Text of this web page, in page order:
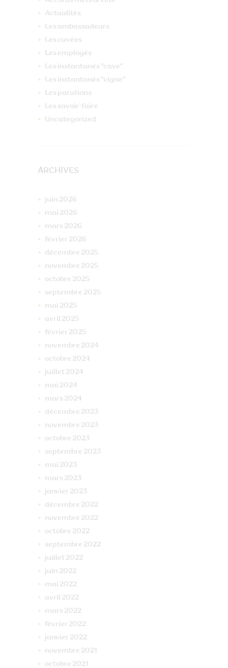
Actualités
Les ambassadeurs
Les cuvées
Les employés
Les instantanés "cave"
Les instantanés "vigne"
Les parutions
Les savoir-faire
Uncategorized
ARCHIVES
juin 2026
mai 2026
mars 2026
février 2026
décembre 2025
novembre 2025
octobre 2025
septembre 2025
mai 2025
avril 2025
février 2025
novembre 2024
octobre 2024
juillet 2024
mai 2024
mars 2024
décembre 2023
novembre 2023
octobre 2023
septembre 2023
mai 2023
mars 2023
janvier 2023
décembre 2022
novembre 2022
octobre 2022
septembre 2022
juillet 2022
juin 2022
mai 2022
avril 2022
mars 2022
février 2022
janvier 2022
novembre 2021
octobre 2021